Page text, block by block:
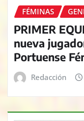
FÉMINAS
PRIMER
nueva
Portuense
Redacción